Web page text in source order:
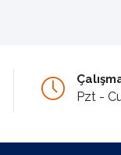
Pzt -